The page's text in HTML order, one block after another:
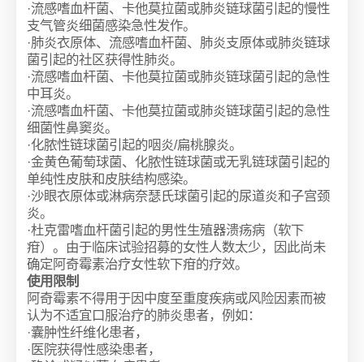
·流感嗜血杆菌、卡他莫拉菌或肺炎链球菌引起的慢性
支气管炎细菌感染急性发作。
·肺炎衣原体、流感嗜血杆菌、肺炎支原体或肺炎链球
菌引起的社区获得性肺炎。
·流感嗜血杆菌、卡他莫拉菌或肺炎链球菌引起的急性
中耳炎。
·流感嗜血杆菌、卡他莫拉菌或肺炎链球菌引起的急性
细菌性鼻窦炎。
·化脓性链球菌引起的咽炎/扁桃腺炎。
·金黄色葡萄球菌、化脓性链球菌或无乳链球菌引起的
单纯性皮肤和皮肤结构感染。
·沙眼衣原体或淋病奈瑟氏球菌引起的尿道炎和子宫颈
炎。
·杜克雷嗜血杆菌引起的男性生殖器溃疡病（软下
疳）。由于临床试验招募的女性人数太少，因此尚未
确定阿奇霉素治疗女性软下疳的疗效。
使用限制
阿奇霉素不得用于因中度至重度疾病或风险因素而被
认为不适宜口服治疗的肺炎患者，例如：
·囊肿性纤维化患者，
·医院获得性感染患者，